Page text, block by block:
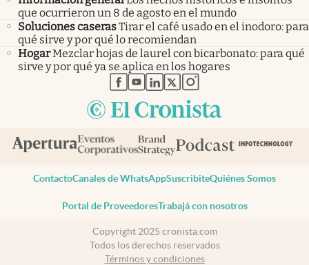
que ocurrieron un 8 de agosto en el mundo
Soluciones caserasTirar el café usado en el inodoro: para
qué sirve y por qué lo recomiendan
HogarMezclar hojas de laurel con bicarbonato: para qué
sirve y por qué ya se aplica en los hogares
abre en nueva pestaña
abre en nueva pestaña
abre en nueva pestaña
abre en nueva pestaña
abre en nueva pestaña
ContactoCanales de WhatsAppSuscribiteQuiénes Somos
Portal de ProveedoresTrabajá con nosotros
Copyright 2025 cronista.com
Todos los derechos reservados
Términos y condiciones